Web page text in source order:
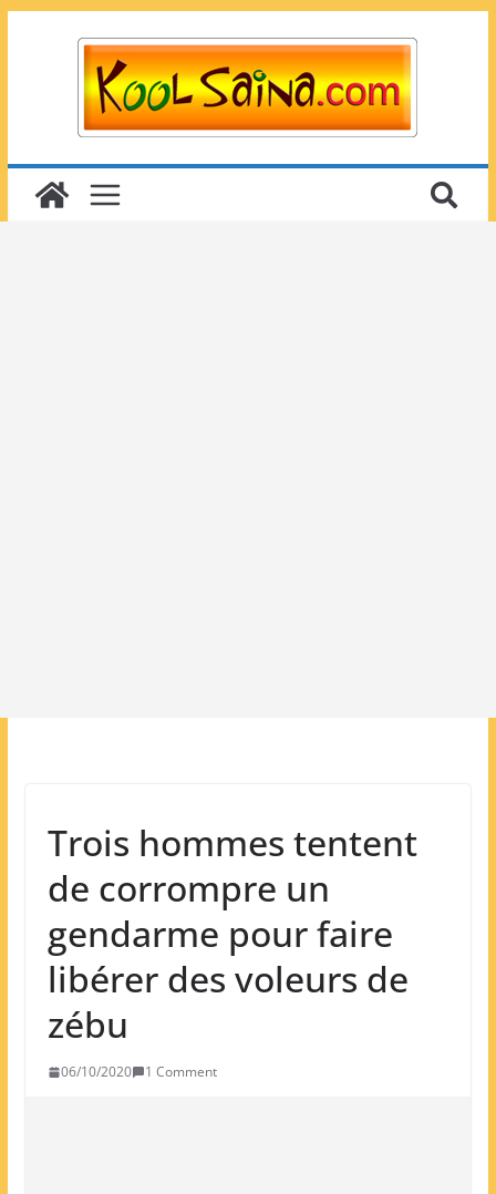
Trois hommes tentent
de corrompre un
gendarme pour faire
libérer des voleurs de
zébu
06/10/2020 1 Comment